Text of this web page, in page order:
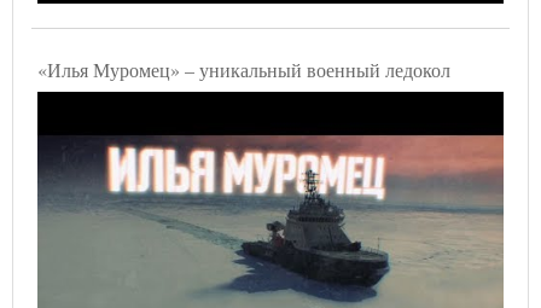
«Илья Муромец» – уникальный военный ледокол